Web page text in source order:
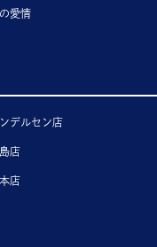
愛情
デルセン店
店
店